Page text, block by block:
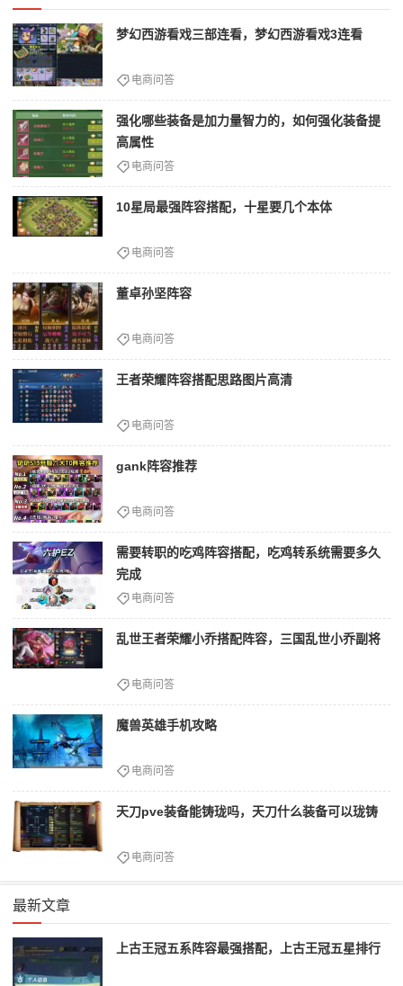
梦幻西游看戏三部连看，梦幻西游看戏3连看
电商问答
强化哪些装备是加力量智力的，如何强化装备提
高属性
电商问答
10星局最强阵容搭配，十星要几个本体
电商问答
董卓孙坚阵容
电商问答
王者荣耀阵容搭配思路图片高清
电商问答
gank阵容推荐
电商问答
需要转职的吃鸡阵容搭配，吃鸡转系统需要多久
完成
电商问答
乱世王者荣耀小乔搭配阵容，三国乱世小乔副将
电商问答
魔兽英雄手机攻略
电商问答
天刀pve装备能铸珑吗，天刀什么装备可以珑铸
电商问答
最新文章
上古王冠五系阵容最强搭配，上古王冠五星排行